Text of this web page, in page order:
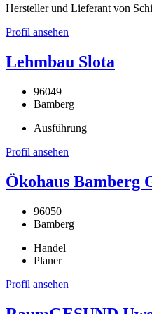
Hersteller und Lieferant von
Profil ansehen
Lehmbau Slota
96049
Bamberg
Ausführung
Profil ansehen
Ökohaus Bamberg
96050
Bamberg
Handel
Planer
Profil ansehen